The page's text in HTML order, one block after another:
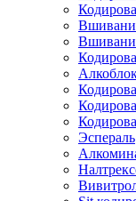
Эспераль